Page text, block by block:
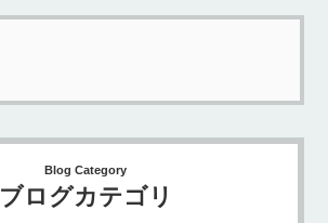
Blog Category
ブログカテゴリ